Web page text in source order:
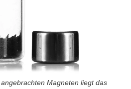
Magneten liegt das